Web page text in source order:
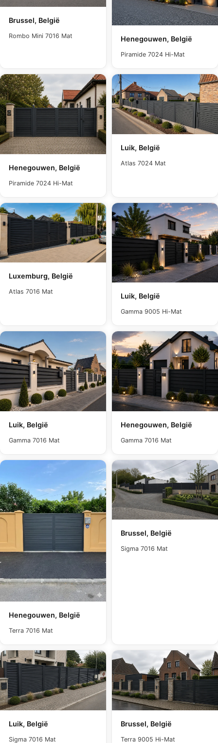
Brussel, België
Rombo Mini 7016 Mat Henegouwen, België
Piramide 7024 Hi-Mat
Henegouwen, België
Piramide 7024 Hi-Mat
Luik, België
Atlas 7024 Mat
Luxemburg, België
Atlas 7016 Mat
Luik, België
Gamma 9005 Hi-Mat
Luik, België
Gamma 7016 Mat
Henegouwen, België
Gamma 7016 Mat
Henegouwen, België
Terra 7016 Mat
Brussel, België
Sigma 7016 Mat
Luik, België
Sigma 7016 Mat
Brussel, België
Terra 9005 Hi-Mat